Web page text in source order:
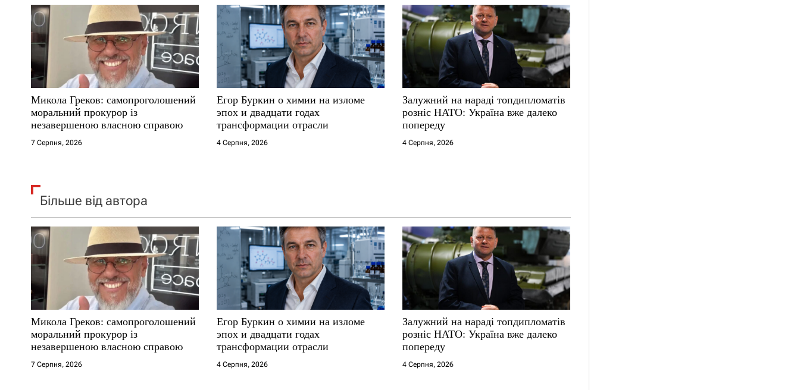
а
п
и
с
і
в
Микола Греков: самопроголошений
моральний прокурор із
незавершеною власною справою
7 Серпня, 2026
Егор Буркин о химии на изломе
эпох и двадцати годах
трансформации отрасли
4 Серпня, 2026
Залужний на нараді топдипломатів
розніс НАТО: Україна вже далеко
попереду
4 Серпня, 2026
Більше від автора
Микола Греков: самопроголошений
моральний прокурор із
незавершеною власною справою
7 Серпня, 2026
Егор Буркин о химии на изломе
эпох и двадцати годах
трансформации отрасли
4 Серпня, 2026
Залужний на нараді топдипломатів
розніс НАТО: Україна вже далеко
попереду
4 Серпня, 2026